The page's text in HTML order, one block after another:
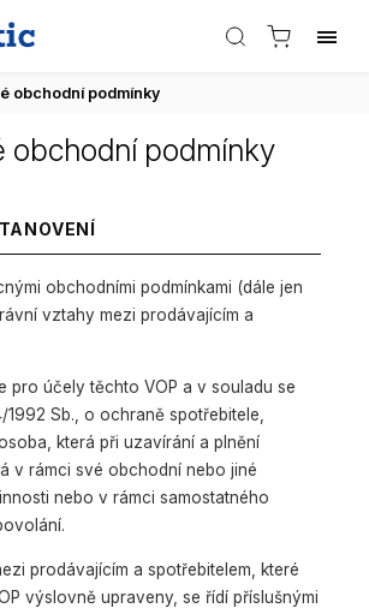
obchodní podmínky
obchodní podmínky
obchodními podmínkami (dále jen
vztahy mezi prodávajícím a
pro účely těchto VOP a v souladu se
Sb., o ochraně spotřebitele,
která při uzavírání a plnění
v rámci své obchodní nebo jiné
nebo v rámci samostatného
prodávajícím a spotřebitelem, které
výslovně upraveny, se řídí příslušnými